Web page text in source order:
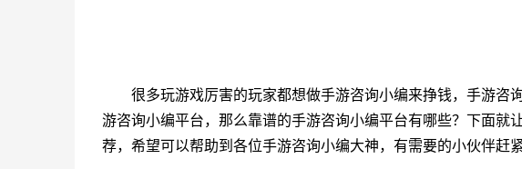
很多玩游戏厉害的玩家都想做手游咨询小编来挣钱，手游咨
游咨询小编平台，那么靠谱的手游咨询小编平台有哪些？下面就
荐，希望可以帮助到各位手游咨询小编大神，有需要的小伙伴赶紧